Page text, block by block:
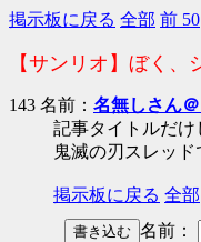
掲示板に戻る 全部 前 50
【サンリオ】ぼく、
143 名前： 名無しさん
記事タイトルだけ
鬼滅の刃スレッド
掲示板に戻る 全部
名前：